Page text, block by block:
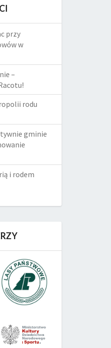
przy
w
–
rodu
gminie
i rodem